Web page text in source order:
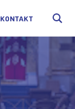
KONTAKT